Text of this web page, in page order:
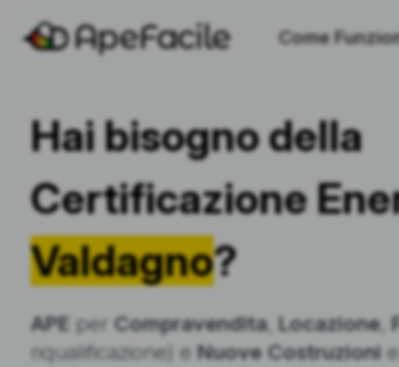
Come
Hai bisogno della
Certificazione
Valdagno?
APE per Compravendita, Locazione,
riqualificazione) e Nuove Costruzioni